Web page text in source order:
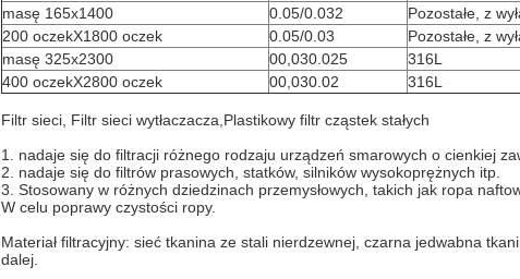
masę 165x1400
0.05/0.032
Pozostałe, z
200 oczekX1800 oczek
0.05/0.03
Pozostałe, z
masę 325x2300
00,030.025
316L
400 oczekX2800 oczek
00,030.02 316L
Filtr sieci, Filtr sieci wytłaczacza,Plastikowy filtr cząstek stałych
1. nadaje się do filtracji różnego rodzaju urządzeń smarowych o cienkiej
2. nadaje się do filtrów prasowych, statków, silników wysokoprężnych itp.
3. Stosowany w różnych dziedzinach przemysłowych, takich jak ropa
W celu poprawy czystości ropy.
Materiał filtracyjny: sieć tkanina ze stali nierdzewnej, czarna jedwabna
dalej.